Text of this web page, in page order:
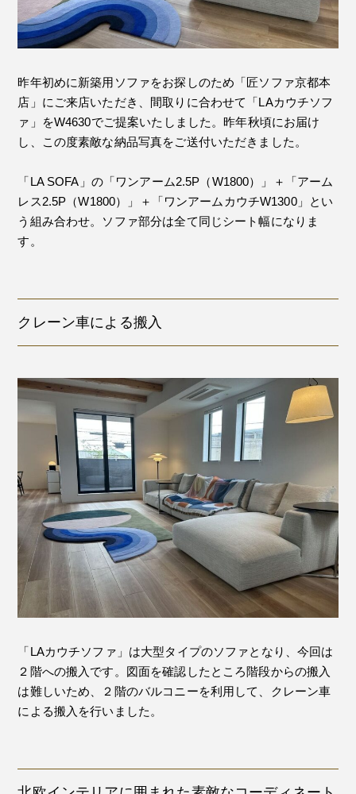
昨年初めに新築用ソファをお探しのため「匠ソファ京都本
店」にご来店いただき、間取りに合わせて「LAカウチソフ
ァ」をW4630でご提案いたしました。昨年秋頃にお届け
し、この度素敵な納品写真をご送付いただきました。
「LA SOFA」の「ワンアーム2.5P（W1800）」＋「アーム
レス2.5P（W1800）」＋「ワンアームカウチW1300」とい
う組み合わせ。ソファ部分は全て同じシート幅になりま
す。
クレーン車による搬入
「LAカウチソファ」は大型タイプのソファとなり、今回は
２階への搬入です。図面を確認したところ階段からの搬入
は難しいため、２階のバルコニーを利用して、クレーン車
による搬入を行いました。